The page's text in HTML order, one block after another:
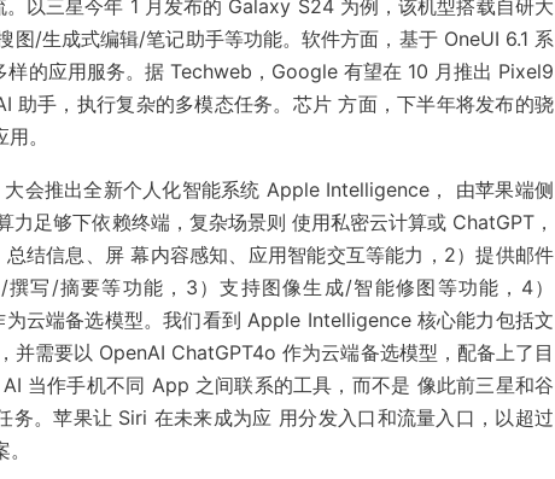
以三星今年 1 月发布的 Galaxy S24 为例，该机型搭载自研大
/生成式编辑/笔记助手等功能。软件方面，基于 OneUI 6.1 系
的应用服务。据 Techweb，Google 有望在 10 月推出 Pixel9
助手，执行复杂的多模态任务。芯片 方面，下半年将发布的骁
。
会推出全新个人化智能系统 Apple Intelligence， 由苹果端侧
足够下依赖终端，复杂场景则 使用私密云计算或 ChatGPT，
结信息、屏 幕内容感知、应用智能交互等能力，2）提供邮件
写/摘要等功能，3）支持图像生成/智能修图等功能，4）
云端备选模型。我们看到 Apple Intelligence 核心能力包括文
并需要以 OpenAI ChatGPT4o 作为云端备选模型，配备上了目
当作手机不同 App 之间联系的工具，而不是 像此前三星和谷
。苹果让 Siri 在未来成为应 用分发入口和流量入口，以超过